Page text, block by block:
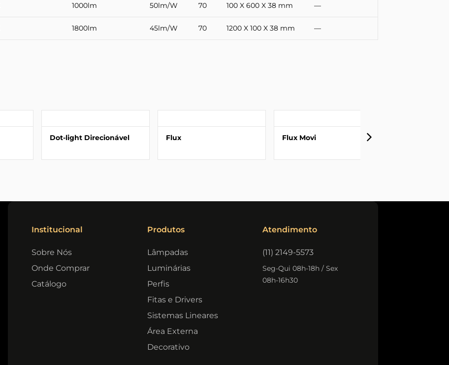
1000lm 50lm/W 70 100 X 600 X 38 mm —
1800lm 45lm/W 70 1200 X 100 X 38 mm —
Dot-light Direcionável Flux Flux Movi
Institucional
Sobre Nós
Onde Comprar
Catálogo
Produtos
Lâmpadas
Luminárias
Perfis
Fitas e Drivers
Sistemas Lineares
Área Externa
Decorativo
Atendimento
(11) 2149-5573
Seg-Qui 08h-18h / Sex
08h-16h30